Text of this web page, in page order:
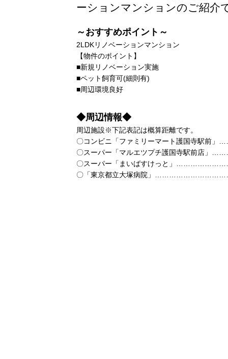
ーションマンションのご紹介
～おすすめポイント～
2LDKリノベーションマンション
【物件のポイント】
■新規リノベーション実施
■ペット飼育可(細則有)
■周辺環境良好
◆周辺情報◆
周辺施設※下記表記は概算距離です。
〇コンビニ「ファミリーマート護国寺駅前」
〇スーパー「マルエツプチ護国寺駅前店」
〇スーパー「まいばすけっと」
〇「東京都立大塚病院」……………………………